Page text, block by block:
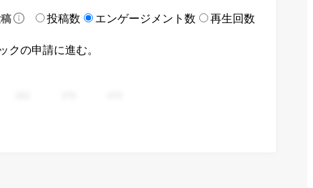
投稿数 エンゲージメント数 再生回数
の申請に進む。